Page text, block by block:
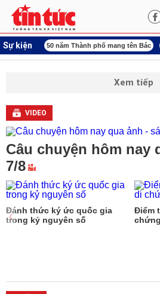
Sự kiện
ương 3 50 năm Thành phố mang tên Bác
Xem tiếp
VIDEO
Câu chuyện hôm nay
7/8
Đánh thức ký ức quốc gia
trong kỷ nguyên số
Điểm